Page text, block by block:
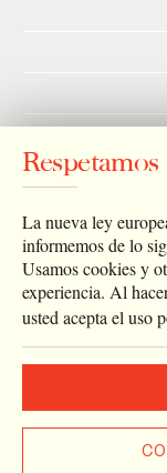
La nueva ley
informemos de lo
Usamos cookies y
experiencia. Al
usted acepta el uso